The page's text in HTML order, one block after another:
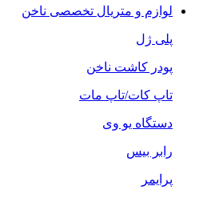
لوازم و متریال تخصصی ناخن
پلی ژل
پودر کاشت ناخن
تاپ کات/تاپ مات
دستگاه یو وی
رابر بیس
پرایمر